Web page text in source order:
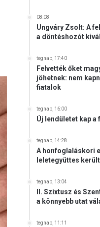
08:08
Ungváry Zsolt: A
a döntéshozót
tegnap, 17:40
Felvették őket
jöhetnek: nem
fiatalok
tegnap, 16:00
Új lendületet kap
tegnap, 14:28
A honfoglaláskori
leletegyüttes
tegnap, 13:04
II. Szixtusz és
a könnyebb utat
tegnap, 11:11